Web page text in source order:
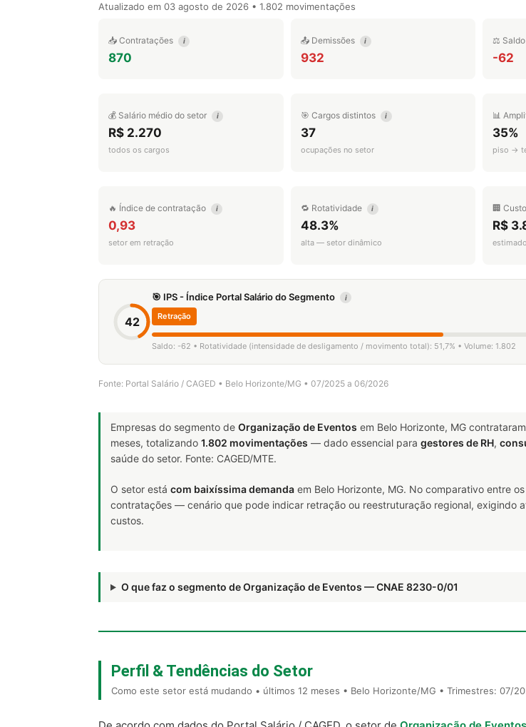
Atualizado em 03 agosto de 2026 • 1.802 movimentações
📥 Contratações i
870
📤 Demissões i
932
⚖️
-62
💰 Salário médio do setor i
R$ 2.270
todos os cargos
🎯 Cargos distintos i
37
ocupações no setor
📊
35%
piso →
🔥 Índice de contratação i
0,93
setor em retração
🔁 Rotatividade i
48.3%
alta — setor dinâmico
🏢
R$
42
🎯 IPS - Índice Portal Salário do Segmento i
Retração
Saldo: -62 • Rotatividade (intensidade de desligamento / movimento total): 51,7% • Volume: 1.802
Fonte: Portal Salário / CAGED • Belo Horizonte/MG • 07/2025 a 06/2026
Empresas do segmento de Organização de Eventos em Belo Horizonte, MG contrataram
meses, totalizando 1.802 movimentações — dado essencial para gestores de RH,
saúde do setor. Fonte: CAGED/MTE.
O setor está com baixíssima demanda em Belo Horizonte, MG. No comparativo entre
contratações — cenário que pode indicar retração ou reestruturação regional, exigindo
custos.
O que faz o segmento de Organização de Eventos — CNAE 8230-0/01
Perfil & Tendências do Setor
Como este setor está mudando • últimos 12 meses • Belo Horizonte/MG • Trimestres: 07/